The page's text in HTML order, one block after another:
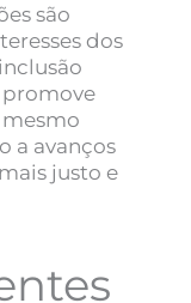
são
dos
a avanços
justo e